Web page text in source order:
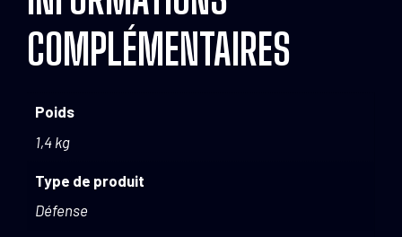
COMPLÉMENTAIRES
Poids
1,4 kg
Type de produit
Défense